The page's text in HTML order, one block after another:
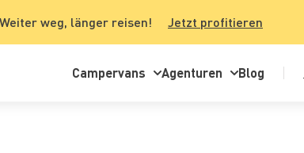
weg, länger reisen! Jetzt profitieren
Campervans Agenturen Blog